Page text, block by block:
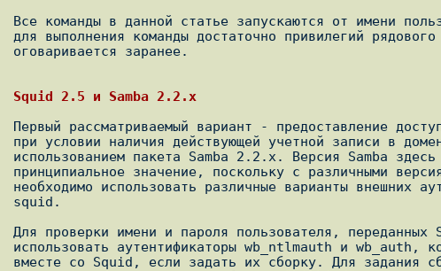
Все команды в данной статье запускаются от имени
для выполнения команды достаточно привилегий
оговаривается заранее.
Первый рассматриваемый вариант - предоставление
при условии наличия действующей учетной записи в
использованием пакета Samba 2.2.x. Версия Samba здесь
принципиальное значение, поскольку с различными
необходимо использовать различные варианты внешних
squid.
Для проверки имени и пароля пользователя,
использовать аутентификаторы wb_ntlmauth и wb_auth,
вместе со Squid, если задать их сборку. Для задания